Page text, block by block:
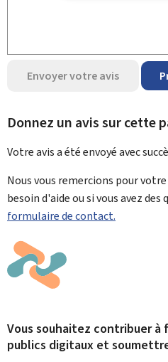
Envoyer votre avis
Donnez un avis sur cette
Votre avis a été envoyé avec
Nous vous remercions pour
besoin d'aide ou si vous avez
formulaire de contact.
Vous souhaitez contribuer à
publics digitaux et